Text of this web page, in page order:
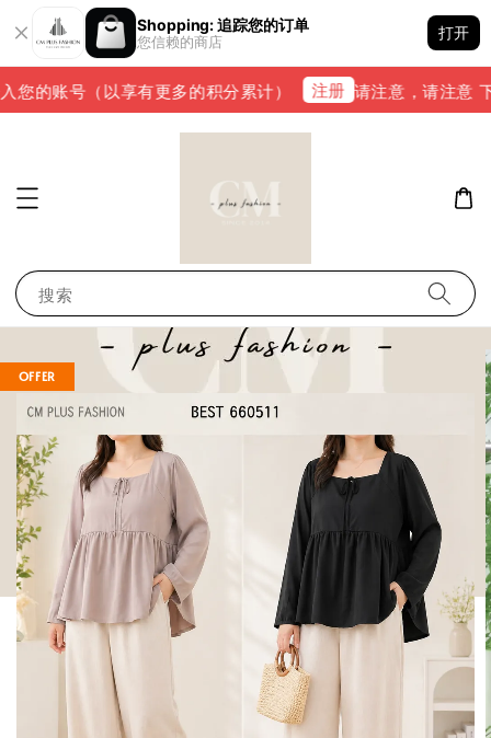
Shopping: 追踪您的订单
您信赖的商店
打开
的账号（以享有更多的积分累计） 注册 请注意，请注意
搜索
OFFER